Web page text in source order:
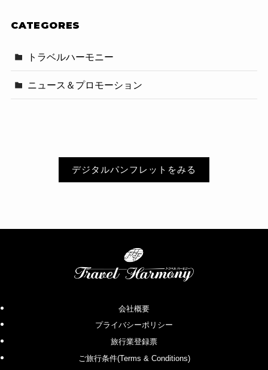
CATEGORES
トラベルハーモニー
ニュース＆プロモーション
デジタルパンフレットをみる
会社概要
プライバシーポリシー
旅行業登録票
ご旅行条件(Terms & Conditions)